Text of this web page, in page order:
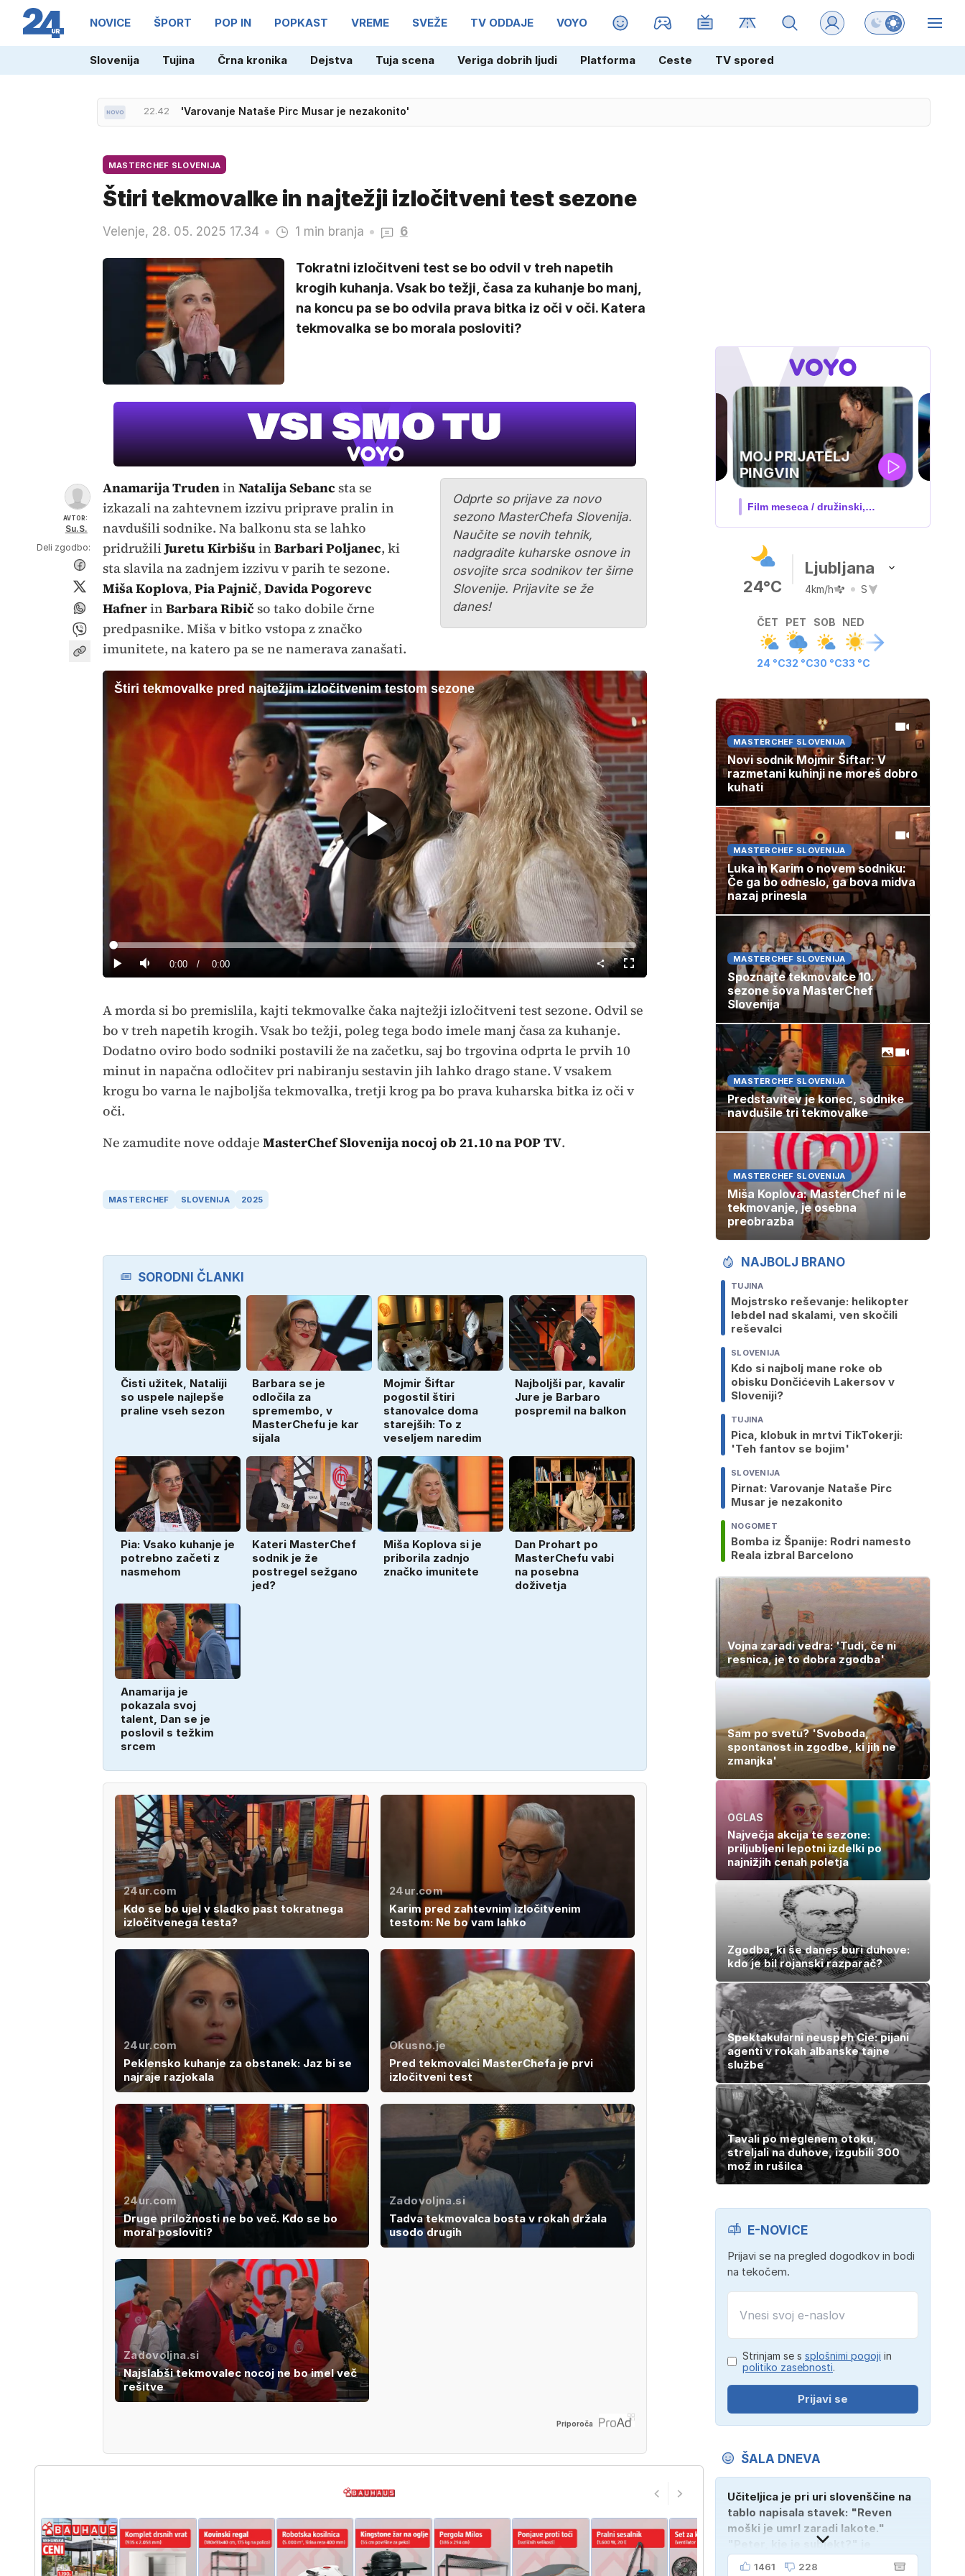
NOVICE ŠPORT POP IN POPKAST VREME SVEŽE TV ODDAJE VOYO MAGAZIN Preklopi barvni
Slovenija Tujina Črna kronika Dejstva Tuja scena Veriga dobrih ljudi Platforma Ceste TV spored
22.42 'Varovanje Nataše Pirc Musar je nezakonito'
21.36 Neporaženi Slovenci prek Madžarske v polfinale EP
MASTERCHEF SLOVENIJA
Štiri tekmovalke in najtežji izločitveni test sezone
Velenje, 28. 05. 2025 17.34 1 min branja 6
Tokratni izločitveni test se bo odvil v treh napetih
krogih kuhanja. Vsak bo težji, časa za kuhanje bo manj,
na koncu pa se bo odvila prava bitka iz oči v oči. Katera
tekmovalka se bo morala posloviti?
AVTOR:
Su.S.
Deli zgodbo:
Odprte so prijave za novo
sezono MasterChefa Slovenija.
Naučite se novih tehnik,
nadgradite kuharske osnove in
osvojite srca sodnikov ter širne
Slovenije. Prijavite se že
danes!
Anamarija TrudeninNatalija Sebanc sta se
izkazali na zahtevnem izzivu priprave pralin in
navdušili sodnike. Na balkonu sta se lahko
pridružiliJuretu KirbišuinBarbari Poljanec, ki
sta slavila na zadnjem izzivu v parih te sezone.
Miša Koplova, Pia Pajnič, Davida Pogorevc
HafnerinBarbara Ribič so tako dobile črne
predpasnike. Miša v bitko vstopa z značko
imunitete, na katero pa se ne namerava zanašati.
Štiri tekmovalke pred najtežjim izločitvenim testom sezone
Predvajaj
PredvajajTiho Current
0:00 / Duration
0:00
Loaded:
0%
Celozaslonski
način
A morda si bo premislila, kajti tekmovalke čaka najtežji izločitveni test sezone. Odvil se
bo v treh napetih krogih. Vsak bo težji, poleg tega bodo imele manj časa za kuhanje.
Dodatno oviro bodo sodniki postavili že na začetku, saj bo trgovina odprta le prvih 10
minut in napačna odločitev pri nabiranju sestavin jih lahko drago stane. V vsakem
krogu bo varna le najboljša tekmovalka, tretji krog pa bo prava kuharska bitka iz oči v
oči.
Ne zamudite nove oddaje MasterChef Slovenija nocoj ob 21.10 na POP TV.
MASTERCHEF SLOVENIJA 2025
SORODNI ČLANKI
Čisti užitek, Nataliji
so uspele najlepše
praline vseh sezon
Barbara se je
odločila za
spremembo, v
MasterChefu je kar
sijala
Mojmir Šiftar
pogostil štiri
stanovalce doma
starejših: To z
veseljem naredim
Najboljši par, kavalir
Jure je Barbaro
pospremil na balkon
Pia: Vsako kuhanje je
potrebno začeti z
nasmehom
Kateri MasterChef
sodnik je že
postregel sežgano
jed?
Miša Koplova si je
priborila zadnjo
značko imunitete
Dan Prohart po
MasterChefu vabi
na posebna
doživetja
Anamarija je
pokazala svoj
talent, Dan se je
poslovil s težkim
srcem
24ur.com
Kdo se bo ujel v sladko past tokratnega
izločitvenega testa?
24ur.com
Karim pred zahtevnim izločitvenim
testom: Ne bo vam lahko
24ur.com
Peklensko kuhanje za obstanek: Jaz bi se
najraje razjokala
Okusno.je
Pred tekmovalci MasterChefa je prvi
izločitveni test
24ur.com
Druge priložnosti ne bo več. Kdo se bo
moral posloviti?
Zadovoljna.si
Tadva tekmovalca bosta v rokah držala
usodo drugih
Zadovoljna.si
Najslabši tekmovalec nocoj ne bo imel več
rešitve
Priporoča
UEFA
SUPERPOKAL
V živo na VOYO: sreda ob 20.30
24°C
Ljubljana
4km/h S
ČET
24 °C
PET
32 °C
SOB
30 °C
NED
33 °C
MASTERCHEF SLOVENIJA
Novi sodnik Mojmir Šiftar: V
razmetani kuhinji ne moreš dobro
kuhati
MASTERCHEF SLOVENIJA
Luka in Karim o novem sodniku:
Če ga bo odneslo, ga bova midva
nazaj prinesla
MASTERCHEF SLOVENIJA
Spoznajte tekmovalce 10.
sezone šova MasterChef
Slovenija
MASTERCHEF SLOVENIJA
Predstavitev je konec, sodnike
navdušile tri tekmovalke
MASTERCHEF SLOVENIJA
Miša Koplova: MasterChef ni le
tekmovanje, je osebna
preobrazba
NAJBOLJ BRANO
TUJINA
Mojstrsko reševanje: helikopter
lebdel nad skalami, ven skočili
reševalci
SLOVENIJA
Kdo si najbolj mane roke ob
obisku Dončićevih Lakersov v
Sloveniji?
TUJINA
Pica, klobuk in mrtvi TikTokerji:
'Teh fantov se bojim'
SLOVENIJA
Pirnat: Varovanje Nataše Pirc
Musar je nezakonito
NOGOMET
Bomba iz Španije: Rodri namesto
Reala izbral Barcelono
Vojna zaradi vedra: 'Tudi, če ni
resnica, je to dobra zgodba'
Sam po svetu? 'Svoboda,
spontanost in zgodbe, ki jih ne
zmanjka'
OGLAS
Največja akcija te sezone:
priljubljeni lepotni izdelki po
najnižjih cenah poletja
Zgodba, ki še danes buri duhove:
kdo je bil rojanski razparač?
Spektakularni neuspeh Cie: pijani
agenti v rokah albanske tajne
službe
Tavali po meglenem otoku,
streljali na duhove, izgubili 300
mož in rušilca
E-NOVICE
Prijavi se na pregled dogodkov in bodi
na tekočem.
Strinjam se s splošnimi pogoji in
politiko zasebnosti.
Prijavi se
ŠALA DNEVA
Učiteljica je pri uri slovenščine na
tablo napisala stavek: "Reven
moški je umrl zaradi lakote."
"Peter, kje je subjekt?" je
vprašala. "Verjetno na
1461 228